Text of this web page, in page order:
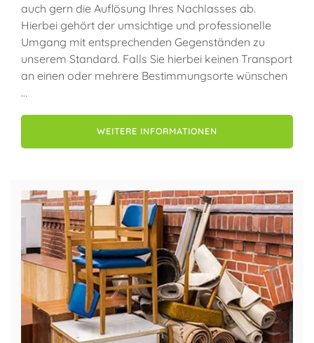
auch gern die Auflösung Ihres Nachlasses ab.
Hierbei gehört der umsichtige und professionelle
Umgang mit entsprechenden Gegenständen zu
unserem Standard. Falls Sie hierbei keinen Transport
an einen oder mehrere Bestimmungsorte wünschen
…
WEITERE INFORMATIONEN